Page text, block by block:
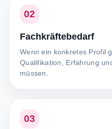
02
Fachkräftebedarf
Wenn ein konkretes Profil
Qualifikation, Erfahrung
müssen.
03